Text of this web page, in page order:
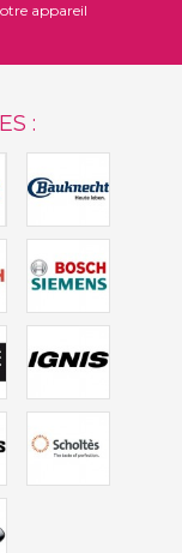
appareil
: